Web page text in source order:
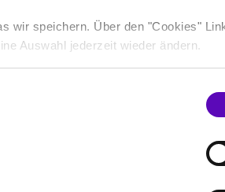
wir speichern. Über den "Cookies"
Auswahl jederzeit wieder ändern.